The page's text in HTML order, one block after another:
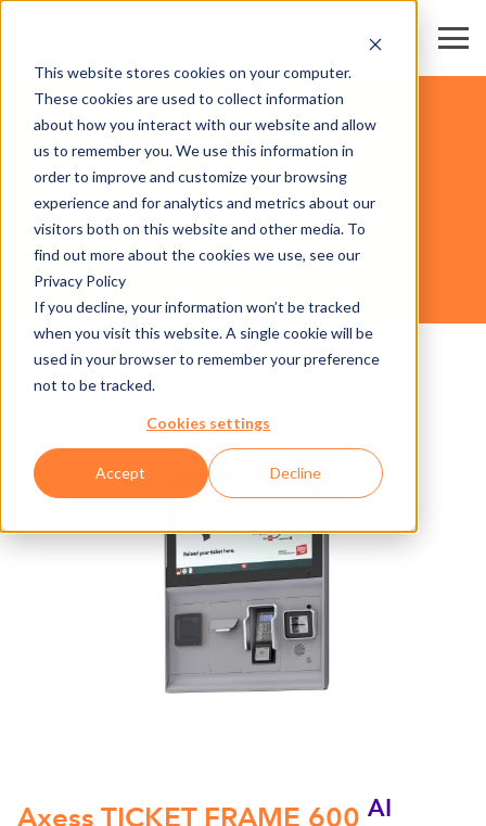
This website stores cookies on your computer.
These cookies are used to collect information
about how you interact with our website and allow
us to remember you. We use this information in
order to improve and customize your browsing
experience and for analytics and metrics about our
visitors both on this website and other media. To
find out more about the cookies we use, see our
Privacy Policy
If you decline, your information won’t be tracked
when you visit this website. A single cookie will be
used in your browser to remember your preference
not to be tracked.
Cookies settings
Accept Decline
AXESS TICKET FRAME 600
HARDWARE
DOMAINES SKIABLES
Axess TICKET FRAME 600 AI